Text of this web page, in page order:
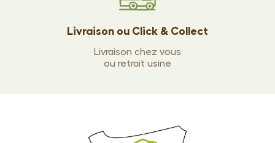
Livraison ou Click & Collect
Livraison chez vous
ou retrait usine